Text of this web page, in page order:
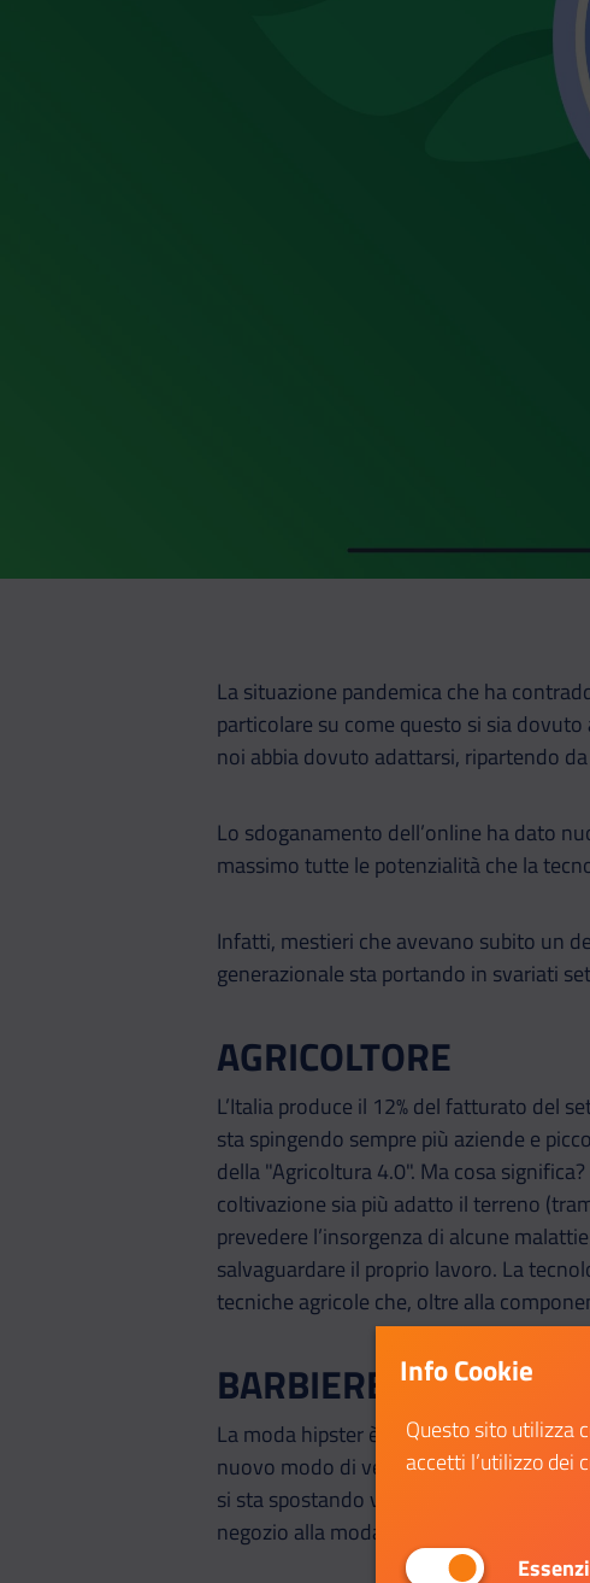
La situazione pandemica che ha
particolare su come questo si sia
noi abbia dovuto adattarsi, ripartendo
Lo sdoganamento dell’online ha dato
massimo tutte le potenzialità che la
Infatti, mestieri che avevano subito un
generazionale sta portando in svariati
AGRICOLTORE
L’Italia produce il 12% del fatturato del
sta spingendo sempre più aziende e
della "Agricoltura 4.0". Ma cosa
coltivazione sia più adatto il terreno
prevedere l’insorgenza di alcune
salvaguardare il proprio lavoro. La
tecniche agricole che, oltre alla
BARBIERE
La moda hipster è ormai una realtà del
nuovo modo di vedere il proprio corpo.
si sta spostando verso una cura molto
negozio alla moda?
Info Cookie
Questo sito utilizza
accetti l’utilizzo dei